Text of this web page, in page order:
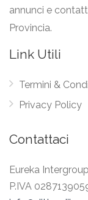
annunci e
Provincia.
Link Utili
Termini &
Privacy Policy
Contattaci
Eureka
P.IVA